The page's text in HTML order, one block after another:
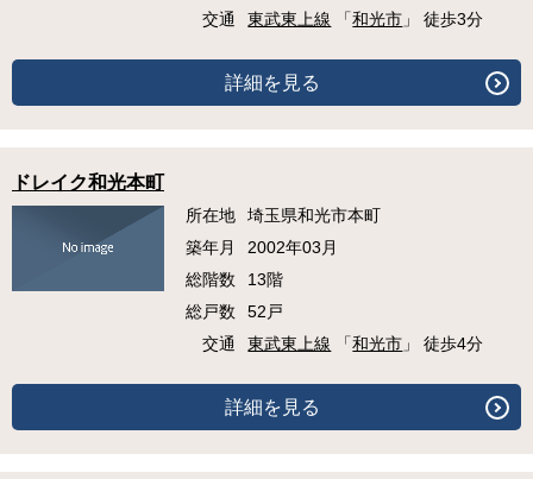
交通
東武東上線 「和光市 」 徒歩3分
詳細を見る
ドレイク和光本町
所在地
埼玉県和光市本町
築年月
2002年03月
総階数
13階
総戸数
52戸
交通
東武東上線 「和光市 」 徒歩4分
詳細を見る